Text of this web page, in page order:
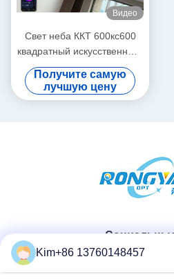
Видео
Свет неба ККТ 600кс600
квадратный искусственный,
СИД потолка имитирует
солнечный свет
Получите самую
лучшую цену
Kim+86 13760148457